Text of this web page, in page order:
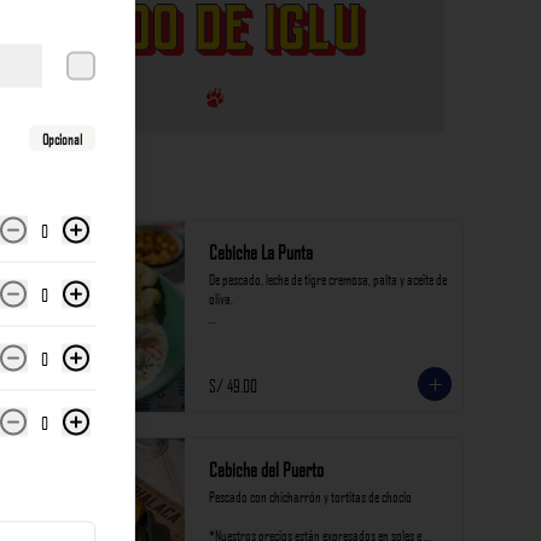
Cebiche La Punta
De pescado, leche de tigre cremosa, palta y aceite de
oliva.
S/ 49.00
Cebiche del Puerto
Pescado con chicharrón y tortitas de choclo
*Nuestros precios están expresados en soles e
Opcional
0
0
0
0